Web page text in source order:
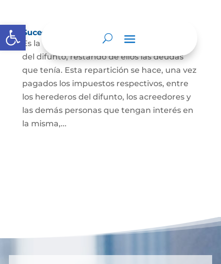
Abrir barra de herramientas
Sucesión de bienes por causa de muerte
Es la que se hace para repartir los bienes
del difunto, restando de ellos las deudas
que tenía. Esta repartición se hace, una vez
pagados los impuestos respectivos, entre
los herederos del difunto, los acreedores y
las demás personas que tengan interés en
la misma,...